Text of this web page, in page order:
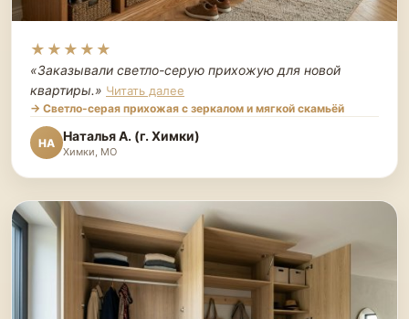
★★★★★
«Заказывали светло-серую прихожую для новой
квартиры.» Читать далее
→ Светло-серая прихожая с зеркалом и мягкой скамьёй
НА Наталья А. (г. Химки)
Химки, МО